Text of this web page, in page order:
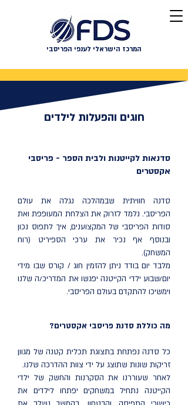
המרכז הישראלי לענפי הפריסבי
חוגים והפעלות לילדים
סדנאות לקייטנות ולבית הספר - פריסבי
אקסטרים
סדנה חוויתית שבמהלכה נגלה את עולם
הפריסבי. נלמד לזרוק את הצלחת המעופפת ואת
סודות הפריסבי של המקצוענים, איך לתפוס נכון
ובנוסף אף נכיר את ערכי הספיריט (רוח
המשחק).
מלבד יום בודד ניתן להזמין חוג / קורס שבו מידי
יום/שבוע ילדי הקייטנה יפגשו את המדריכ/ה שלנו
וימשיכו להתקדם בעולם הפריסבי.
מה כוללת סדנת פריסבי אקסטרים?
כל סדנה נפתחת בתצוגת תכלית קטנה של מגוון
זריקות שונות שתוצג על ידי צוות ההדרכה שלנו.
לאחר שעוררנו את הסקרנות והחשק של ילדי
הקייטנה נתחיל במשחקים יפתחו לילדים את